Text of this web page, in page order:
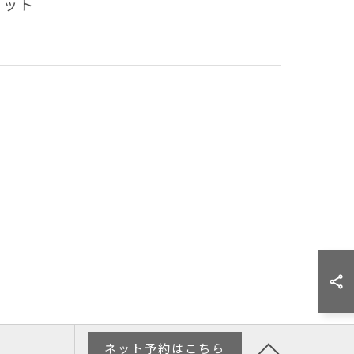
ト
ネット予約はこちら